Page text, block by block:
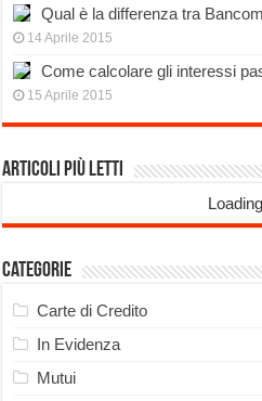
Qual è la differenza tra
14 Aprile 2015
Come calcolare gli interessi
15 Aprile 2015
Articoli più Letti
Categorie
Carte di Credito
In Evidenza
Mutui